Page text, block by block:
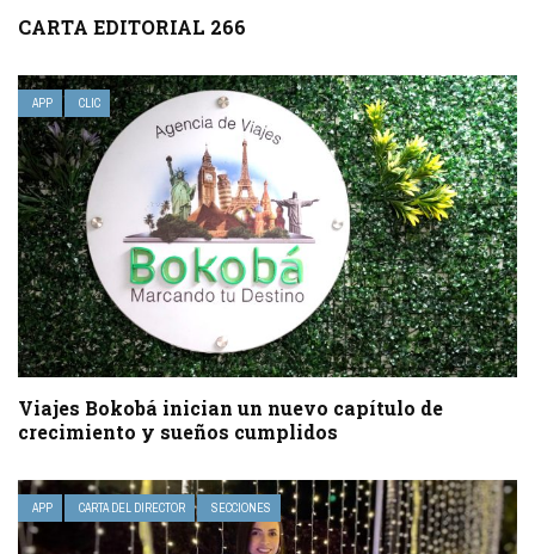
CARTA EDITORIAL 266
APP CLIC
Viajes Bokobá inician un nuevo capítulo de
crecimiento y sueños cumplidos
APP CARTA DEL DIRECTOR SECCIONES